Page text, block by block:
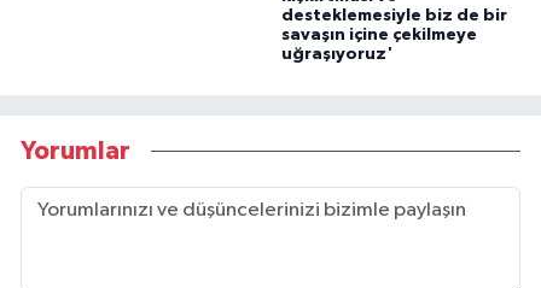
desteklemesiyle biz de bir
savaşın içine çekilmeye
uğraşıyoruz'
Yorumlar